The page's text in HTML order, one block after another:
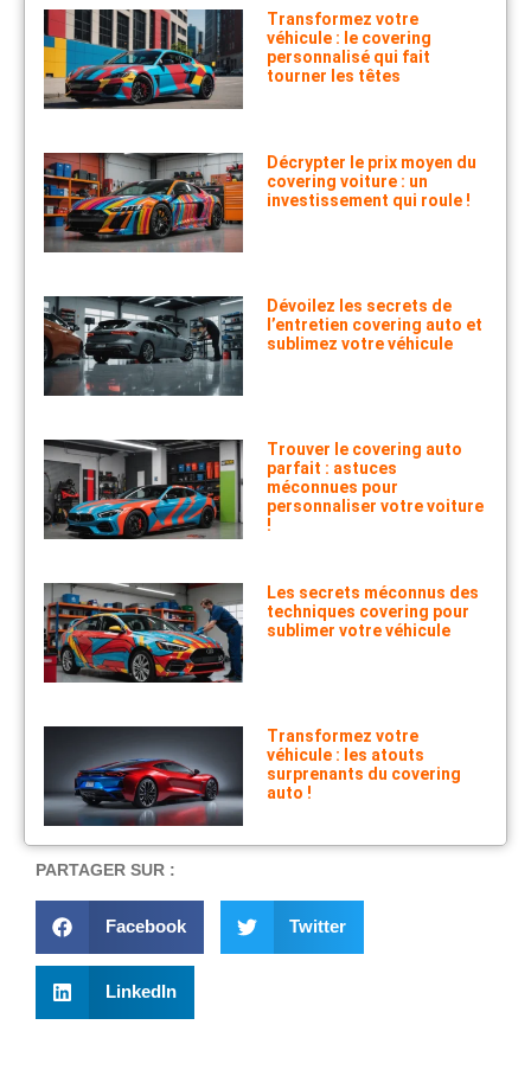
Transformez votre
véhicule : le covering
personnalisé qui fait
tourner les têtes
Décrypter le prix moyen du
covering voiture : un
investissement qui roule !
Dévoilez les secrets de
l’entretien covering auto et
sublimez votre véhicule
Trouver le covering auto
parfait : astuces
méconnues pour
personnaliser votre voiture
!
Les secrets méconnus des
techniques covering pour
sublimer votre véhicule
Transformez votre
véhicule : les atouts
surprenants du covering
auto !
PARTAGER SUR :
Facebook Twitter
LinkedIn